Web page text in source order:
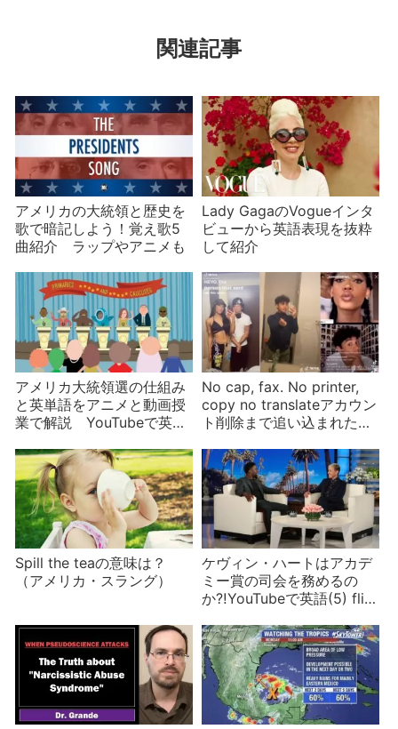
関連記事
アメリカの大統領と歴史を
歌で暗記しよう！覚え歌5
曲紹介 ラップやアニメも
Lady GagaのVogueインタ
ビューから英語表現を抜粋
して紹介
アメリカ大統領選の仕組み
と英単語をアニメと動画授
業で解説 YouTubeで英語
No cap, fax. No printer,
copy no translateアカウン
ト削除まで追い込まれた
Spill the teaの意味は？
（アメリカ・スラング）
ケヴィン・ハートはアカデ
ミー賞の司会を務めるの
か⁈YouTubeで英語(5) flip
意味は？